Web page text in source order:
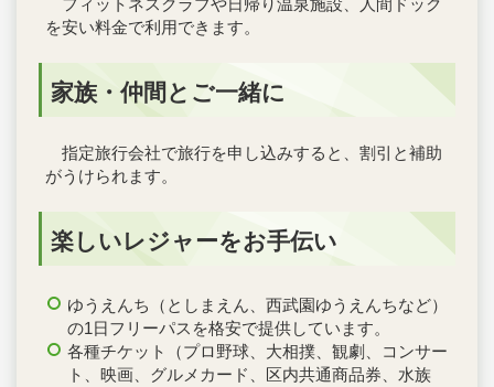
を安い料金で利用できます。
家族・仲間とご一緒に
指定旅行会社で旅行を申し込みすると、割引と補助
がうけられます。
楽しいレジャーをお手伝い
ゆうえんち（としまえん、西武園ゆうえんちなど）
の1日フリーパスを格安で提供しています。
各種チケット（プロ野球、大相撲、観劇、コンサー
ト、映画、グルメカード、区内共通商品券、水族